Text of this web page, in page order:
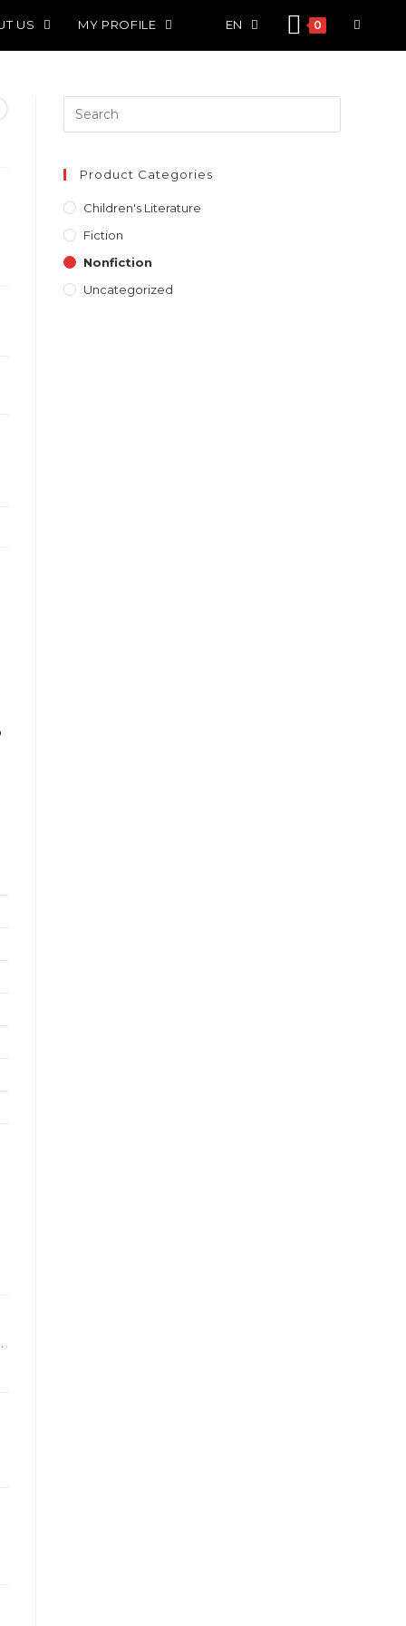
US MY PROFILE EN 0
Product Categories
Children's Literature
Fiction
Nonfiction
Uncategorized